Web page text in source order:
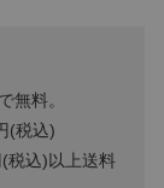
無料。
(税込)
税込)以上送料